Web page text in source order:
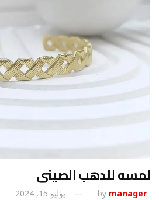
لمسه للدهب الصينى
by manager يوليو 15, 2024